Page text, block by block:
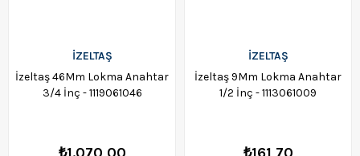
İZELTAŞ
İzeltaş 46Mm Lokma Anahtar
3/4 İnç - 1119061046
İZELTAŞ
İzeltaş 9Mm Lokma Anahtar
1/2 İnç - 1113061009